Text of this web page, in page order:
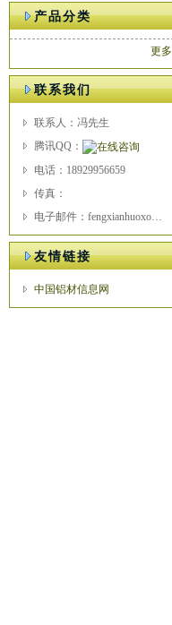
产品分类
更多
联系我们
联系人：冯先生
腾讯QQ：
电话：18929956659
传真：
电子邮件：fengxianhuoxo@163.com
友情链接
中国铝材信息网